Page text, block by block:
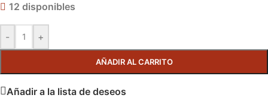
12 disponibles
- +
AÑADIR AL CARRITO
Añadir a la lista de deseos